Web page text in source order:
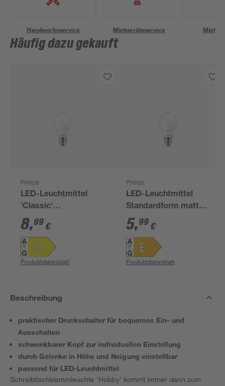
Handwerksservice Mietgeräteservice
Häufig dazu gekauft
Philips
LED-Leuchtmittel
'Classic'
Standardform matt
E27 10,5 W 1521 lm
tageslichtweiß
8,99 €
Produktdatenblatt
Philips
LED-Leuchtmittel
Standardform matt
E27 7 W 806 lm
warmweiß
5,99 €
Produktdatenblatt
Beschreibung
praktischer Druckschalter für bequemes Ein- und
Ausschalten
schwenkbarer Kopf zur individuellen Einstellung
durch Gelenke in Höhe und Neigung einstellbar
passend für LED-Leuchtmittel
Schreibtischklemmleuchte 'Hobby' kommt immer dann zum